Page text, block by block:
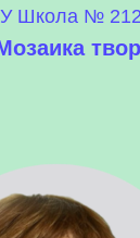
Школа №